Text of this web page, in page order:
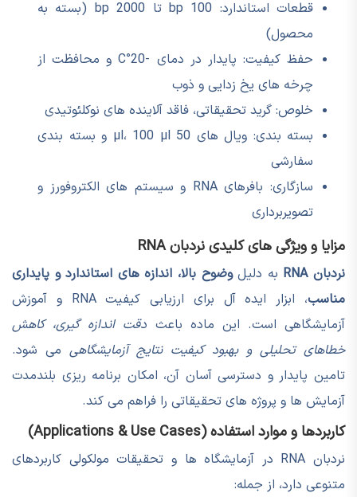
قطعات استاندارد: 100 bp تا 2000 bp (بسته به
محصول)
حفظ کیفیت: پایدار در دمای -20°C و محافظت از
چرخه های یخ زدایی و ذوب
خلوص: گرید تحقیقاتی، فاقد آلاینده های نوکلئوتیدی
بسته بندی: ویال های 50 µl، 100 µl و بسته بندی
سفارشی
سازگاری: بافرهای RNA و سیستم های الکتروفورز و
تصویربرداری
مزایا و ویژگی های کلیدی نردبان RNA
نردبان RNA به دلیلوضوح بالا، اندازه های استاندارد و پایداری
مناسب
، ابزار ایده آل برای ارزیابی کیفیت RNA و آموزش
آزمایشگاهی است. این ماده باعث دقت اندازه گیری، کاهش
خطاهای تحلیلی و بهبود کیفیت نتایج آزمایشگاهی می شود.
تامین پایدار و دسترسی آسان آن، امکان برنامه ریزی بلندمدت
آزمایش ها و پروژه های تحقیقاتی را فراهم می کند.
کاربردها و موارد استفاده (Applications & Use Cases)
نردبان RNA در آزمایشگاه ها و تحقیقات مولکولی کاربردهای
متنوعی دارد، از جمله: